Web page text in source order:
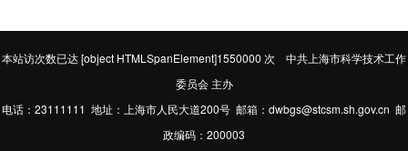
本站访次数已达[object HTMLSpanElement]1550000 次 中共上海市科学技术工作
委员会 主办
电话：23111111 地址：上海市人民大道200号 邮箱：dwbgs@stcsm.sh.gov.cn 邮
政编码：200003